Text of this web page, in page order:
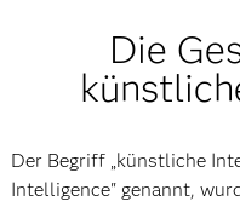
Die
Der Begriff „künstliche
Intelligence" genannt,